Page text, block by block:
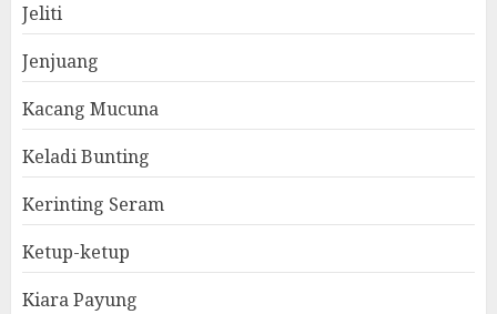
Jeliti
Jenjuang
Kacang Mucuna
Keladi Bunting
Kerinting Seram
Ketup-ketup
Kiara Payung